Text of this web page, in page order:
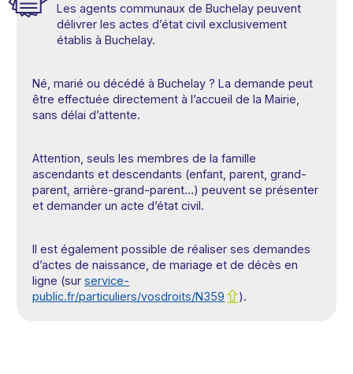
Les agents communaux de Buchelay peuvent
délivrer les actes d’état civil exclusivement
établis à Buchelay.
Né, marié ou décédé à Buchelay ? La demande peut
être effectuée directement à l’accueil de la Mairie,
sans délai d’attente.
Attention, seuls les membres de la famille
ascendants et descendants (enfant, parent, grand-
parent, arrière-grand-parent…) peuvent se présenter
et demander un acte d’état civil.
Il est également possible de réaliser ses demandes
d’actes de naissance, de mariage et de décès en
ligne (surservice-
public.fr/particuliers/vosdroits/N359
).